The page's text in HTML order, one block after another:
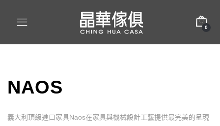
0
NAOS
義大利頂級進口家具Naos在家具與機械設計工藝提供最完美的呈現